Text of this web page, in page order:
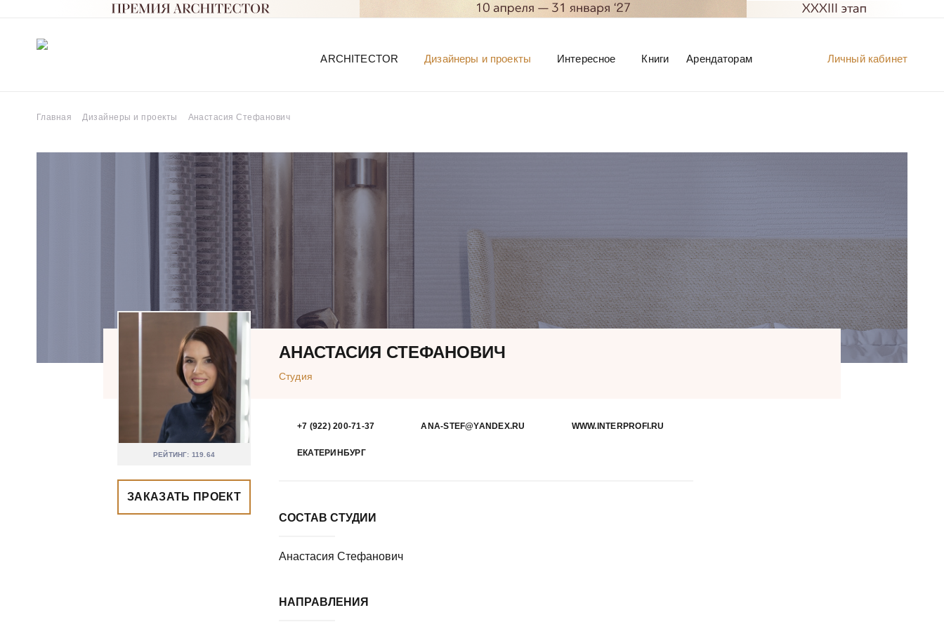
Личный кабинет
ARCHITECTOR Дизайнеры и проекты Интересное Книги Арендаторам
Главная Дизайнеры и проекты Анастасия Стефанович
РЕЙТИНГ: 119.64
АНАСТАСИЯ СТЕФАНОВИЧ
Студия
ЗАКАЗАТЬ ПРОЕКТ
+7 (922) 200-71-37 ANA-STEF@YANDEX.RU WWW.INTERPROFI.RU
ЕКАТЕРИНБУРГ
СОСТАВ СТУДИИ
Анастасия Стефанович
НАПРАВЛЕНИЯ